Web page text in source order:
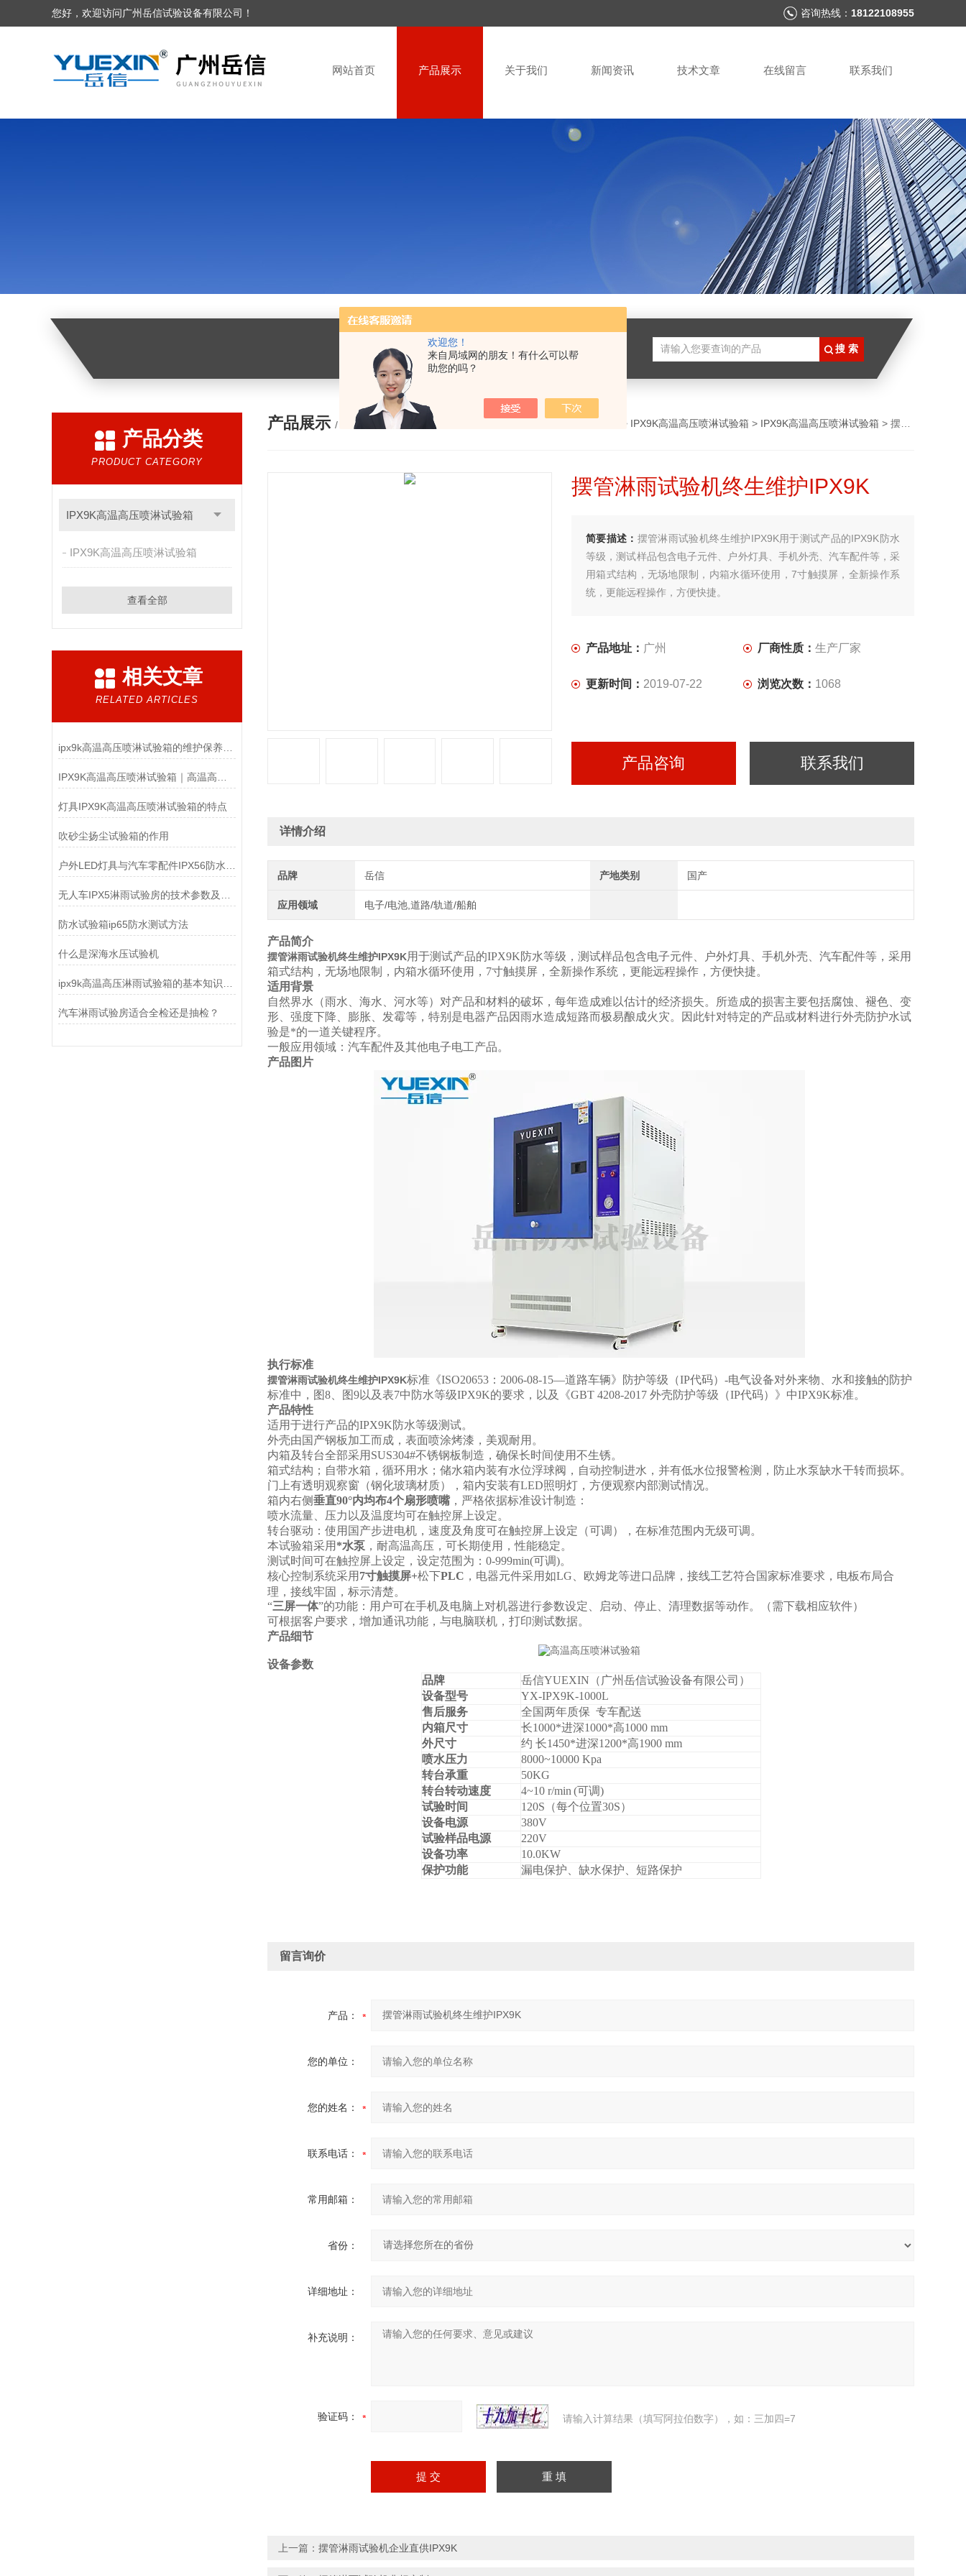
欢迎您！
来自局域网的朋友！有什么可以帮
助您的吗？
您好，欢迎访问广州岳信试验设备有限公司！ 咨询热线： 18122108955
网站首页 产品展示 关于我们 新闻资讯 技术文章 在线留言 联系我们
产品分类
PRODUCT CATEGORY
IPX9K高温高压喷淋试验箱
IPX9K高温高压喷淋试验箱
查看全部
相关文章
RELATED ARTICLES
ipx9k高温高压喷淋试验箱的维护保养你了解多少？
灯具IPX9K高温高压喷淋试验箱的特点
吹砂尘扬尘试验箱的作用
防水试验箱ip65防水测试方法
什么是深海水压试验机
汽车淋雨试验房适合全检还是抽检？
产品展示 / PRODUCTS > IPX9K高温高压喷淋试验箱 > IPX9K高温高压喷淋试验箱 > 摆管淋雨试验机终生维护IPX9K
摆管淋雨试验机终生维护IPX9K
简要描述： 摆管淋雨试验机终生维护IPX9K用于测试产品的IPX9K防水
等级，测试样品包含电子元件、户外灯具、手机外壳、汽车配件等，采
用箱式结构，无场地限制，内箱水循环使用，7寸触摸屏，全新操作系
统，更能远程操作，方便快捷。
产品地址： 广州 厂商性质： 生产厂家
更新时间： 2019-07-22 浏览次数： 1068
产品咨询 联系我们
详情介绍
品牌 岳信 产地类别 国产
应用领域 电子/电池,道路/轨道/船舶
产品简介
摆管淋雨试验机终生维护IPX9K用于测试产品的IPX9K防水等级，测试样品包含电子元件、户外灯具、手机外壳、汽车配件等，采用
箱式结构，无场地限制，内箱水循环使用，7寸触摸屏，全新操作系统，更能远程操作，方便快捷。
适用背景
自然界水（雨水、海水、河水等）对产品和材料的破坏，每年造成难以估计的经济损失。所造成的损害主要包括腐蚀、褪色、变
形、强度下降、膨胀、发霉等，特别是电器产品因雨水造成短路而极易酿成火灾。因此针对特定的产品或材料进行外壳防护水试
验是*的一道关键程序。
一般应用领域：汽车配件及其他电子电工产品。
产品图片
执行标准
摆管淋雨试验机终生维护IPX9K标准《ISO20653：2006-08-15—道路车辆》防护等级（IP代码）-电气设备对外来物、水和接触的防护
标准中，图8、图9以及表7中防水等级IPX9K的要求，以及《GBT 4208-2017 外壳防护等级（IP代码）》中IPX9K标准。
产品特性
适用于进行产品的IPX9K防水等级测试。
外壳由国产钢板加工而成，表面喷涂烤漆，美观耐用。
内箱及转台全部采用SUS304#不锈钢板制造，确保长时间使用不生锈。
箱式结构；自带水箱，循环用水；储水箱内装有水位浮球阀，自动控制进水，并有低水位报警检测，防止水泵缺水干转而损坏。
门上有透明观察窗（钢化玻璃材质），箱内安装有LED照明灯，方便观察内部测试情况。
箱内右侧垂直90°内均布4个扇形喷嘴 ，严格依据标准设计制造：
喷水流量、压力以及温度均可在触控屏上设定。
转台驱动：使用国产步进电机，速度及角度可在触控屏上设定（可调），在标准范围内无级可调。
本试验箱采用 *水泵 ，耐高温高压，可长期使用，性能稳定。
测试时间可在触控屏上设定，设定范围为：0-999min(可调)。
核心控制系统采用 7寸触摸屏+松下PLC ，电器元件采用如LG、欧姆龙等进口品牌，接线工艺符合国家标准要求，电板布局合
理，接线牢固，标示清楚。
“三屏一体”的功能：用户可在手机及电脑上对机器进行参数设定、启动、停止、清理数据等动作。（需下载相应软件）
可根据客户要求，增加通讯功能，与电脑联机，打印测试数据。
产品细节
设备参数
品牌
岳信YUEXIN（广州岳信试验设备有限公司）
设备型号
YX-IPX9K-1000L
售后服务
全国两年质保 专车配送
内箱尺寸
长1000*进深1000*高1000 mm
外尺寸
约 长1450*进深1200*高1900 mm
喷水压力
8000~10000 Kpa
转台承重
50KG
转台转动速度
4~10 r/min (可调)
试验时间
120S （每个位置30S）
设备电源
380V
试验样品电源
220V
设备功率
10.0KW
保护功能
漏电保护、缺水保护、短路保护
留言询价
产品：
您的单位：
您的姓名：
联系电话：
常用邮箱：
省份：
详细地址：
补充说明：
验证码： 请输入计算结果（填写阿拉伯数字），如：三加四=7
上一篇： 摆管淋雨试验机企业直供IPX9K